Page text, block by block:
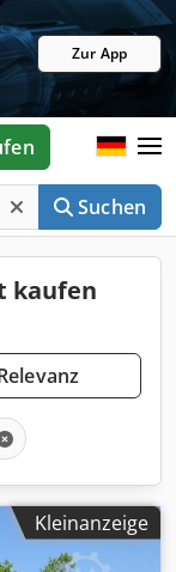
Zur App
Suchen
kaufen
Kleinanzeige